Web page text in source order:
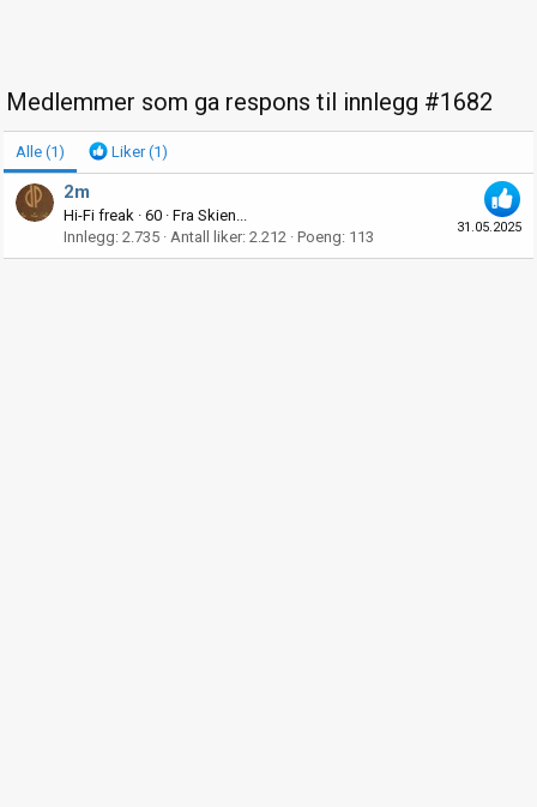
Medlemmer som ga respons til innlegg #1682
Alle (1) Liker(1)
31.05.2025
2m
Hi-Fi freak · 60 · Fra Skien...
Innlegg 2.735 Antall liker 2.212 Poeng 113